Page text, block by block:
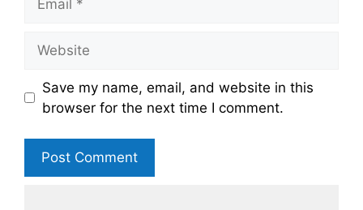
Save my name, email, and website in this
browser for the next time I comment.